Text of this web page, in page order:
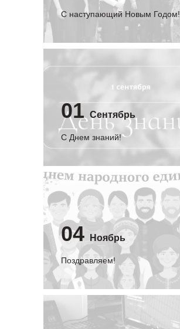
С наступающий Новым Годом!
01 Сентябрь
C Днем знаний!
04 Ноябрь
Поздравляем!